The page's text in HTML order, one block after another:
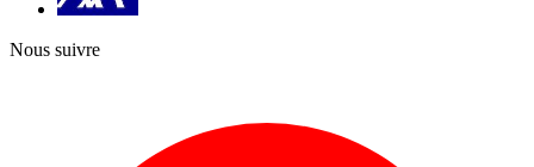
Nous suivre